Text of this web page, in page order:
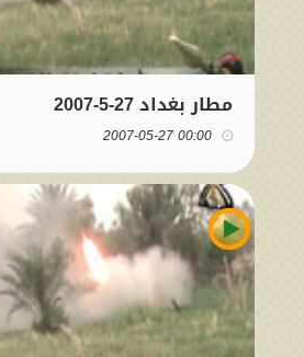
مطار بغداد 27-5-2007
00:00 2007-05-27